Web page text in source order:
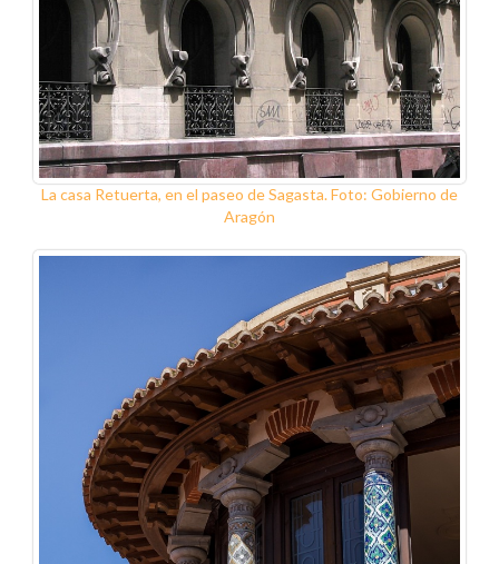
La casa Retuerta, en el paseo de Sagasta. Foto: Gobierno de
Aragón